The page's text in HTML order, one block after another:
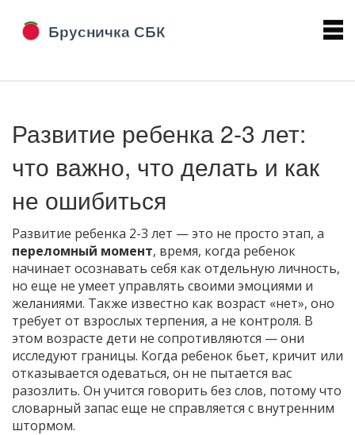
Развитие ребенка 2-3 лет:
что важно, что делать и как
не ошибиться
Развитие ребенка 2-3 лет — это не просто этап, а
переломный момент, время, когда ребенок
начинает осознавать себя как отдельную личность,
но еще не умеет управлять своими эмоциями и
желаниями. Также известно как возраст «нет», оно
требует от взрослых терпения, а не контроля. В
этом возрасте дети не сопротивляются — они
исследуют границы. Когда ребенок бьет, кричит или
отказывается одеваться, он не пытается вас
разозлить. Он учится говорить без слов, потому что
словарный запас еще не справляется с внутренним
штормом.